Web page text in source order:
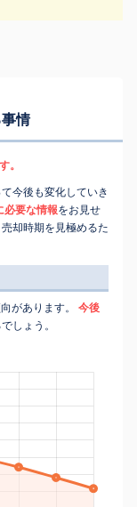
情
。
今後も変化していき
必要な情報をお見せ
却時期を見極めるた
があります。
今後
しょう。